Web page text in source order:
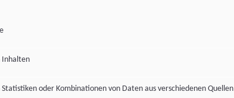
Inhalten
oder Kombinationen von Daten aus verschiedenen Quellen